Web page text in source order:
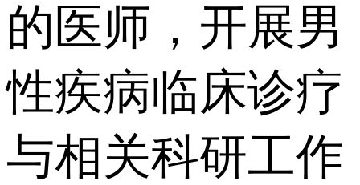
的医师，开展男
性疾病临床诊疗
与相关科研工作